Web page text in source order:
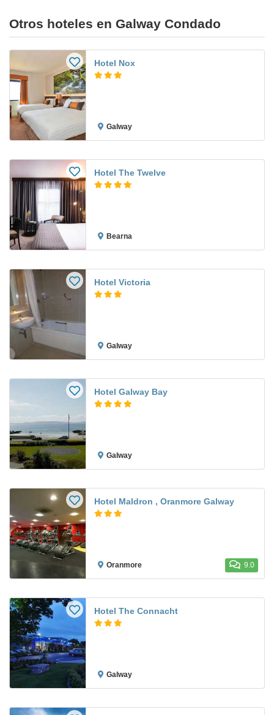
Otros hoteles en Galway Condado
Hotel Nox
Galway
Hotel The Twelve
Bearna
Hotel Victoria
Galway
Hotel Galway Bay
Galway
Hotel Maldron , Oranmore Galway
Oranmore 9.0
Hotel The Connacht
Galway